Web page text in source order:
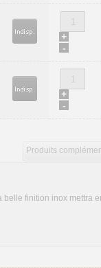
+
-
+
-
Produits
belle finition inox mettra